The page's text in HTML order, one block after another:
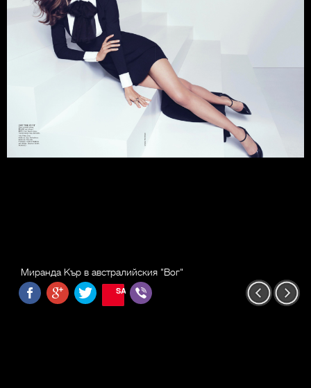
Миранда Кър в австралийския "Вог"
SAVE